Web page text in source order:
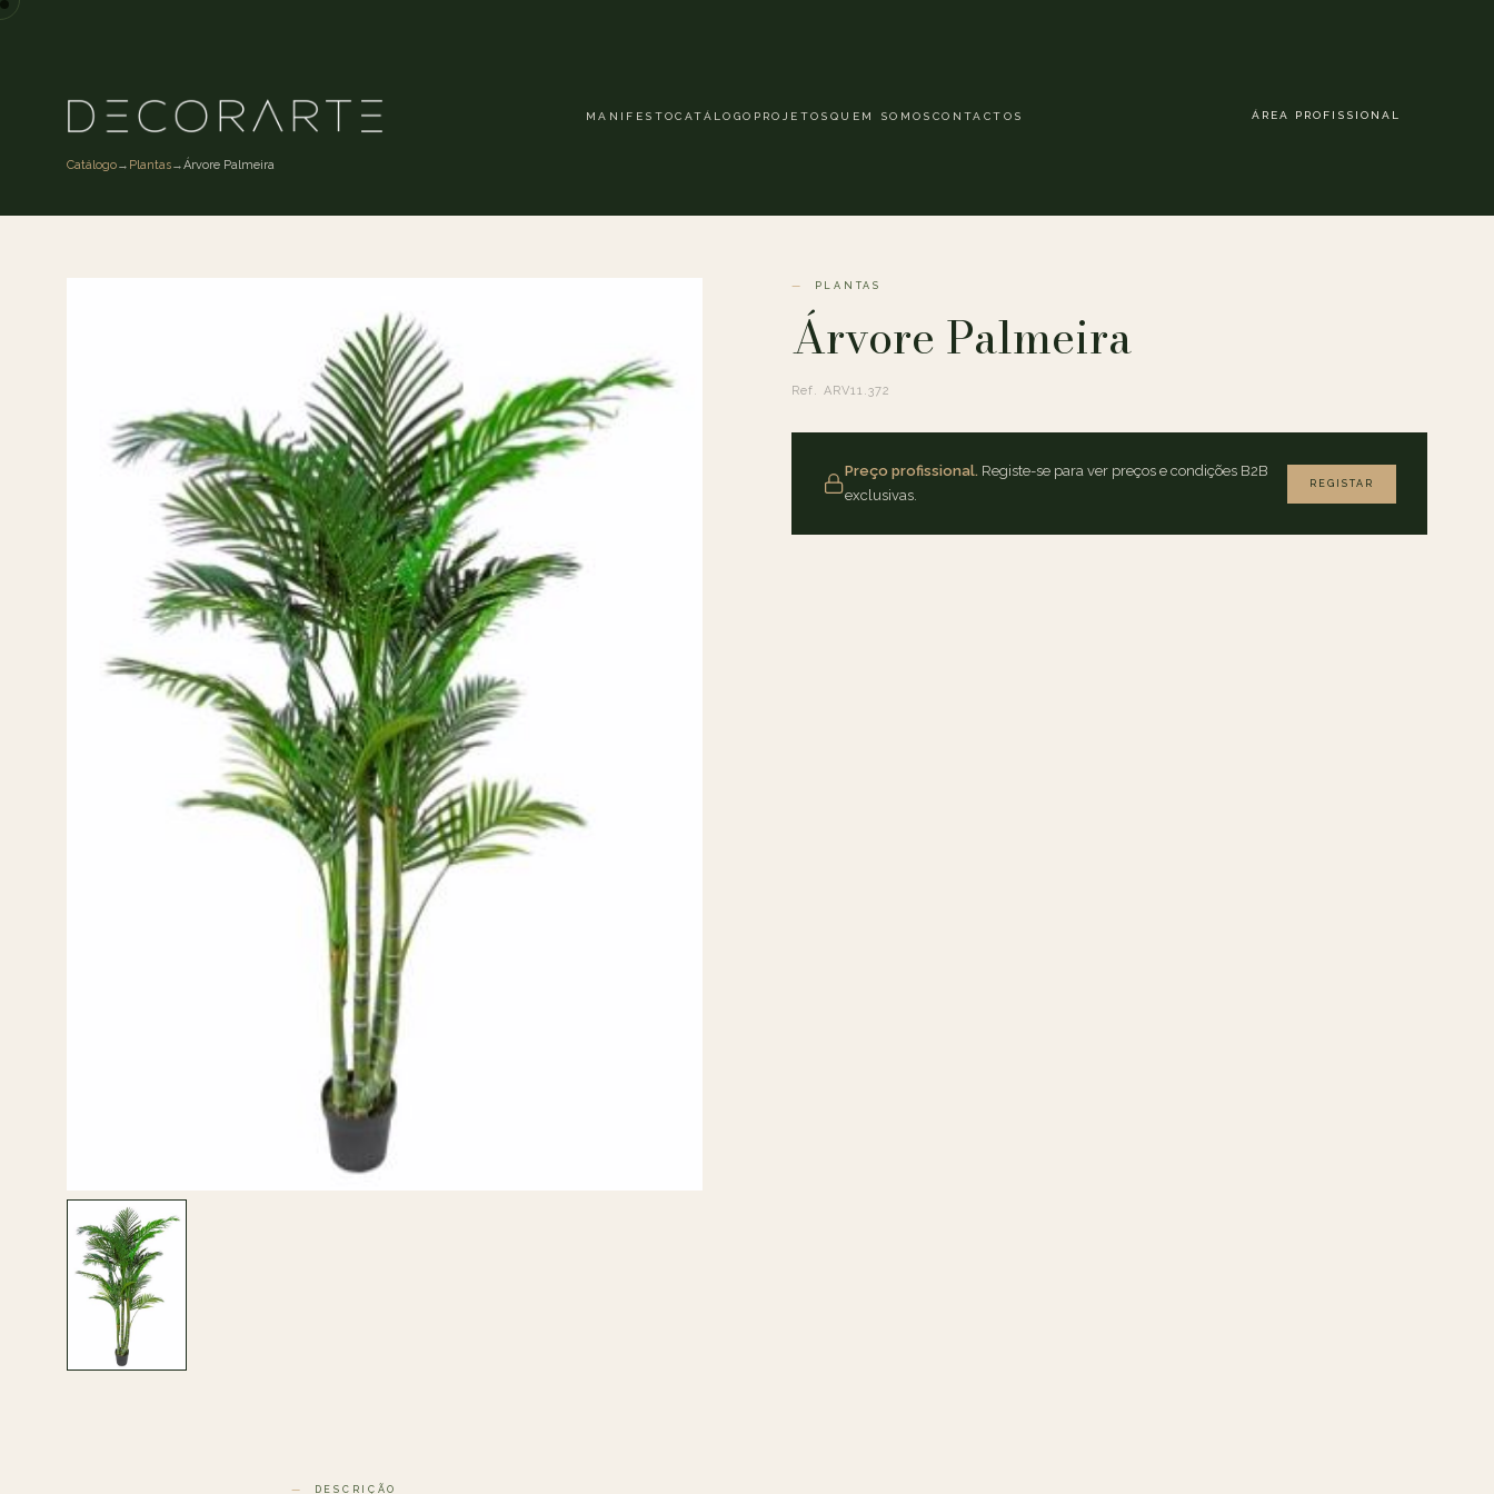
MANIFESTOCATÁLOGO PROJETOS QUEM SOMOS CONTACTOS ÁREA PROFISSIONAL
Catálogo→ Plantas→Árvore Palmeira
PLANTAS
Árvore Palmeira
Ref. ARV11.372
Preço profissional. Registe-se para ver preços e condições B2B
exclusivas.
REGISTAR
DESCRIÇÃO